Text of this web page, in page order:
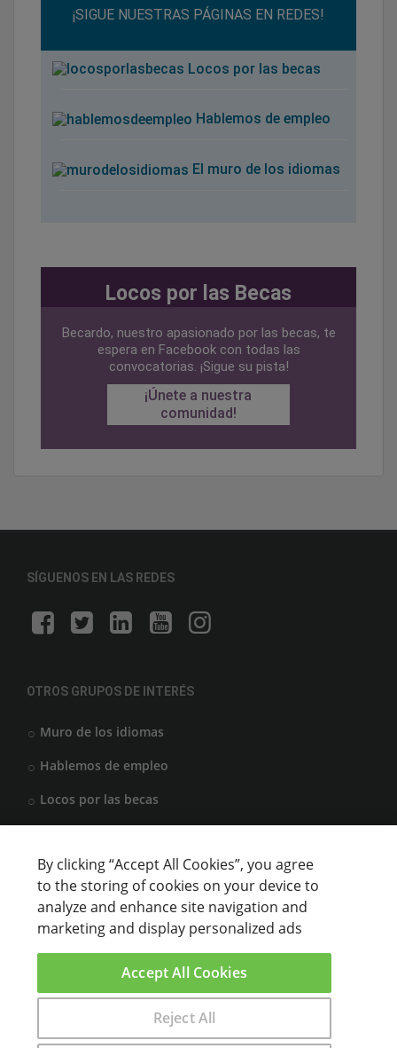
¡SIGUE NUESTRAS PÁGINAS EN REDES!
Locos por las becas
Hablemos de empleo
El muro de los idiomas
Locos por las Becas
Becardo, nuestro apasionado por las becas, te
espera en Facebook con todas las
convocatorias. ¡Sigue su pista!
¡Únete a nuestra
comunidad!
SÍGUENOS EN LAS REDES
OTROS GRUPOS DE INTERÉS
Muro de los idiomas
Hablemos de empleo
Locos por las becas
CENTROS DE FORMACIÓN
Anunciar cursos
USUARIOS
Aviso legal
By clicking “Accept All Cookies”, you agree
to the storing of cookies on your device to
analyze and enhance site navigation and
marketing and display personalized ads
Reject All
Accept All Cookies